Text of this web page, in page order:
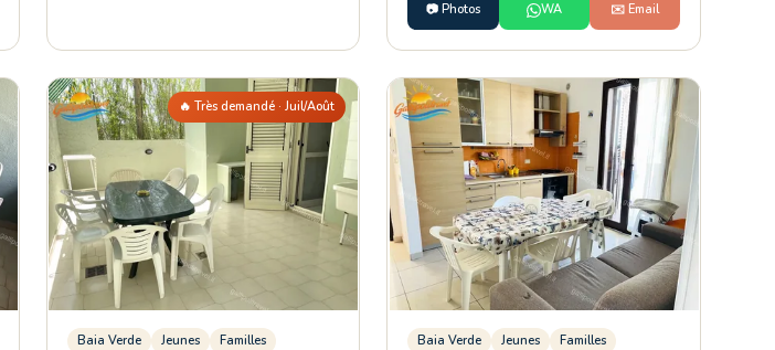
📷 Photos WA ✉️ Email
🔥 Très demandé · Juil/Août
Baia Verde Jeunes Familles Baia Verde Jeunes Familles